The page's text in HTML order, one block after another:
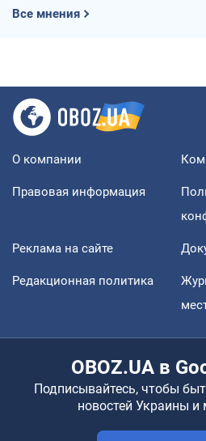
Все мнения
О компании
Правовая информация
Реклама на сайте
Редакционная политика
OBOZ.UA в
Подписывайтесь, чтобы
новостей Украины и